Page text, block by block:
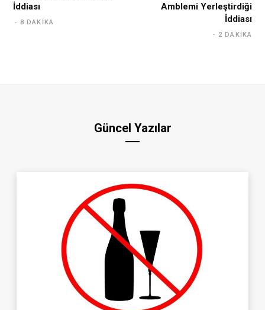
İddiası
8 DAKIKA
Amblemi Yerleştirdiği
İddiası
2 DAKIKA
Güncel Yazılar